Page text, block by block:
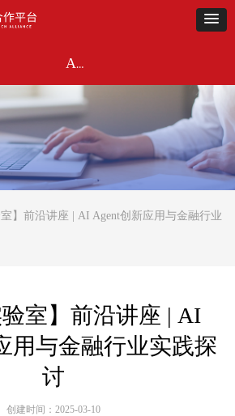
《市场观察》
AI-FI实验室
室】前沿讲座 | AI Agent创新应用与金融行业
验室】前沿讲座 | AI
用与金融行业实践探
讨
创建时间： 2025-03-10